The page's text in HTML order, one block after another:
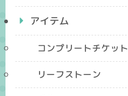
アイテム
コンプリートチケット
リーフストーン